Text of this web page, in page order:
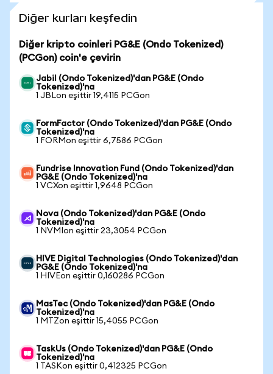
Diğer kurları keşfedin
Diğer kripto coinleri PG&E (Ondo Tokenized)
(PCGon) coin'e çevirin
Jabil (Ondo Tokenized)'dan PG&E (Ondo
Tokenized)'na
1 JBLon eşittir 19,4115 PCGon
FormFactor (Ondo Tokenized)'dan PG&E (Ondo
Tokenized)'na
1 FORMon eşittir 6,7586 PCGon
Fundrise Innovation Fund (Ondo Tokenized)'dan
PG&E (Ondo Tokenized)'na
1 VCXon eşittir 1,9648 PCGon
Nova (Ondo Tokenized)'dan PG&E (Ondo
Tokenized)'na
1 NVMIon eşittir 23,3054 PCGon
HIVE Digital Technologies (Ondo Tokenized)'dan
PG&E (Ondo Tokenized)'na
1 HIVEon eşittir 0,160286 PCGon
MasTec (Ondo Tokenized)'dan PG&E (Ondo
Tokenized)'na
1 MTZon eşittir 15,4055 PCGon
TaskUs (Ondo Tokenized)'dan PG&E (Ondo
Tokenized)'na
1 TASKon eşittir 0,412325 PCGon